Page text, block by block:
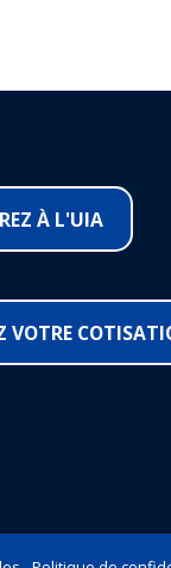
À L'UIA
VOTRE